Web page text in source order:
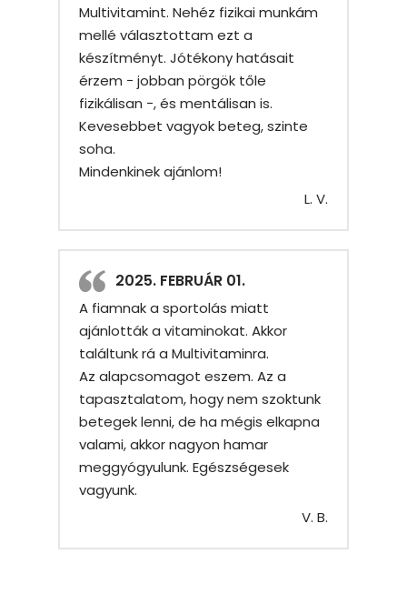
Multivitamint. Nehéz fizikai munkám
mellé választottam ezt a
készítményt. Jótékony hatásait
érzem − jobban pörgök tőle
fizikálisan −, és mentálisan is.
Kevesebbet vagyok beteg, szinte
soha.
Mindenkinek ajánlom!
L. V.
2025. FEBRUÁR 01.
A fiamnak a sportolás miatt
ajánlották a vitaminokat. Akkor
találtunk rá a Multivitaminra.
Az alapcsomagot eszem. Az a
tapasztalatom, hogy nem szoktunk
betegek lenni, de ha mégis elkapna
valami, akkor nagyon hamar
meggyógyulunk. Egészségesek
vagyunk.
V. B.